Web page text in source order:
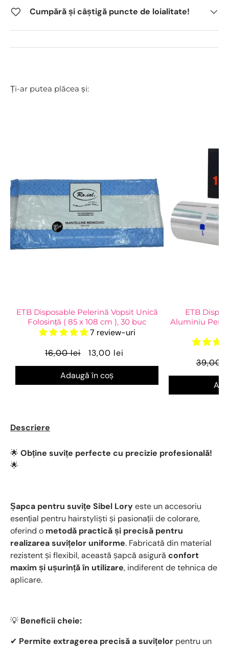
Cumpără și câștigă puncte de loialitate!
Ți-ar putea plăcea și:
ETB Disposable Pelerină Vopsit Unică
Folosință ( 85 x 108 cm ), 30 buc
7 review-uri
16,00 lei
13,00 lei
Adaugă în coș
ETB
Aluminiu
X
39,00
Descriere
🌟 Obține suvițe perfecte cu precizie profesională!
🌟
Șapca pentru suvițe Sibel Loryeste un accesoriu
esențial pentru hairstyliști și pasionații de colorare,
oferind o metodă practică și precisă pentru
realizarea suvițelor uniforme. Fabricată din material
rezistent și flexibil, această șapcă asigură confort
maxim și ușurință în utilizare, indiferent de tehnica de
aplicare.
💡 Beneficii cheie:
✔ Permite extragerea precisă a suvițelor pentru un